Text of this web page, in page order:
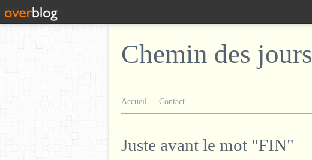
Chemin des jours
Accueil Contact
Juste avant le mot "FIN"